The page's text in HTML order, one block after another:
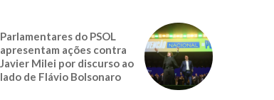
Parlamentares do PSOL
apresentam ações contra
Javier Milei por discurso ao
lado de Flávio Bolsonaro